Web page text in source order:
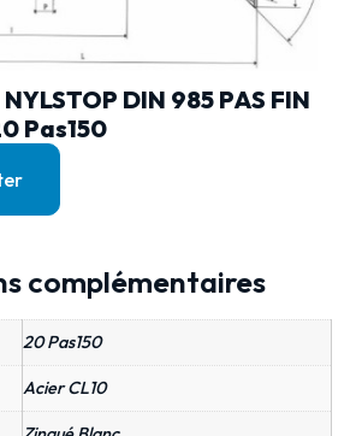
NYLSTOP DIN 985 PAS FIN
Pas150
complémentaires
20 Pas150
Acier CL10